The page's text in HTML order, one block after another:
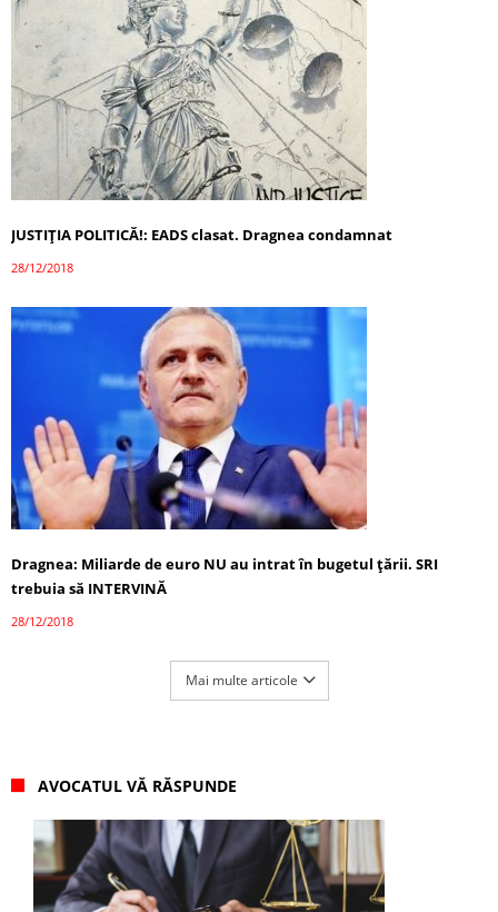
JUSTIȚIA POLITICĂ!: EADS clasat. Dragnea condamnat
28/12/2018
Dragnea: Miliarde de euro NU au intrat în bugetul ţării. SRI
trebuia să INTERVINĂ
28/12/2018
Mai multe articole
AVOCATUL VĂ RĂSPUNDE